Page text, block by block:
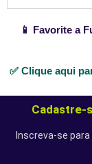
📱 Favorite a
✅ Clique aqui
Cadastre-
Inscreva-se